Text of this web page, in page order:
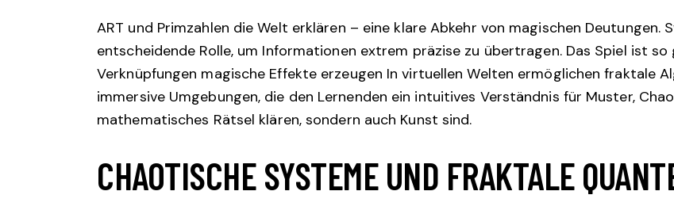
ART und Primzahlen die Welt erklären – eine klare Abkehr von magischen Deutungen.
entscheidende Rolle, um Informationen extrem präzise zu übertragen. Das Spiel ist
Verknüpfungen magische Effekte erzeugen In virtuellen Welten ermöglichen fraktale
immersive Umgebungen, die den Lernenden ein intuitives Verständnis für Muster,
mathematisches Rätsel klären, sondern auch Kunst sind.
CHAOTISCHE SYSTEME UND FRAKTALE